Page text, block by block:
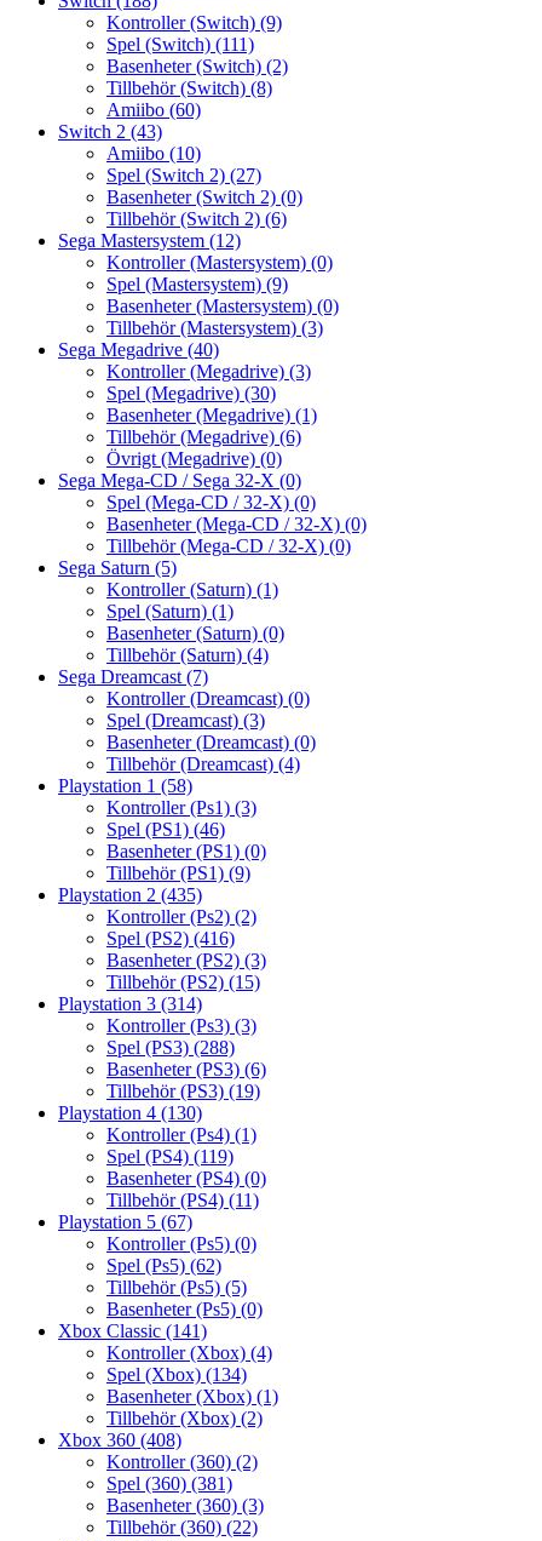
Kontroller (Switch) (9)
Spel (Switch) (111)
Basenheter (Switch) (2)
Tillbehör (Switch) (8)
Amiibo (60)
Switch 2 (43)
Amiibo (10)
Spel (Switch 2) (27)
Basenheter (Switch 2) (0)
Tillbehör (Switch 2) (6)
Sega Mastersystem (12)
Kontroller (Mastersystem) (0)
Spel (Mastersystem) (9)
Basenheter (Mastersystem) (0)
Tillbehör (Mastersystem) (3)
Sega Megadrive (40)
Kontroller (Megadrive) (3)
Spel (Megadrive) (30)
Basenheter (Megadrive) (1)
Tillbehör (Megadrive) (6)
Övrigt (Megadrive) (0)
Sega Mega-CD / Sega 32-X (0)
Spel (Mega-CD / 32-X) (0)
Basenheter (Mega-CD / 32-X) (0)
Tillbehör (Mega-CD / 32-X) (0)
Sega Saturn (5)
Kontroller (Saturn) (1)
Spel (Saturn) (1)
Basenheter (Saturn) (0)
Tillbehör (Saturn) (4)
Sega Dreamcast (7)
Kontroller (Dreamcast) (0)
Spel (Dreamcast) (3)
Basenheter (Dreamcast) (0)
Tillbehör (Dreamcast) (4)
Playstation 1 (58)
Kontroller (Ps1) (3)
Spel (PS1) (46)
Basenheter (PS1) (0)
Tillbehör (PS1) (9)
Playstation 2 (435)
Kontroller (Ps2) (2)
Spel (PS2) (416)
Basenheter (PS2) (3)
Tillbehör (PS2) (15)
Playstation 3 (314)
Kontroller (Ps3) (3)
Spel (PS3) (288)
Basenheter (PS3) (6)
Tillbehör (PS3) (19)
Playstation 4 (130)
Kontroller (Ps4) (1)
Spel (PS4) (119)
Basenheter (PS4) (0)
Tillbehör (PS4) (11)
Playstation 5 (67)
Kontroller (Ps5) (0)
Spel (Ps5) (62)
Tillbehör (Ps5) (5)
Basenheter (Ps5) (0)
Xbox Classic (141)
Kontroller (Xbox) (4)
Spel (Xbox) (134)
Basenheter (Xbox) (1)
Tillbehör (Xbox) (2)
Xbox 360 (408)
Kontroller (360) (2)
Spel (360) (381)
Basenheter (360) (3)
Tillbehör (360) (22)